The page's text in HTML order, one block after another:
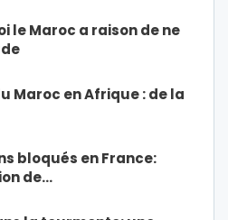
le Maroc a raison de ne
Maroc en Afrique : de la
bloqués en France:
de…